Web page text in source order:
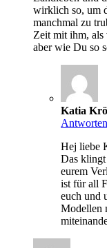
wirklich so, um
manchmal zu
Zeit mit ihm, als
aber wie Du so
Katia
Antworten
Hej liebe
Das klingt
eurem
ist für all
euch und
Modellen